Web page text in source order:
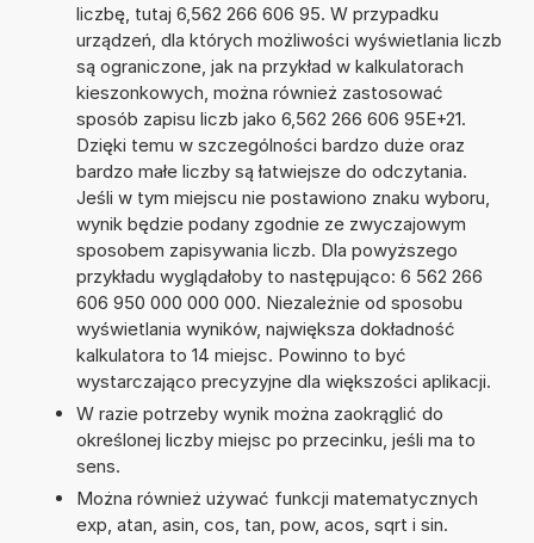
liczbę, tutaj 6,562 266 606 95. W przypadku
urządzeń, dla których możliwości wyświetlania liczb
są ograniczone, jak na przykład w kalkulatorach
kieszonkowych, można również zastosować
sposób zapisu liczb jako 6,562 266 606 95E+21.
Dzięki temu w szczególności bardzo duże oraz
bardzo małe liczby są łatwiejsze do odczytania.
Jeśli w tym miejscu nie postawiono znaku wyboru,
wynik będzie podany zgodnie ze zwyczajowym
sposobem zapisywania liczb. Dla powyższego
przykładu wyglądałoby to następująco: 6 562 266
606 950 000 000 000. Niezależnie od sposobu
wyświetlania wyników, największa dokładność
kalkulatora to 14 miejsc. Powinno to być
wystarczająco precyzyjne dla większości aplikacji.
W razie potrzeby wynik można zaokrąglić do
określonej liczby miejsc po przecinku, jeśli ma to
sens.
Można również używać funkcji matematycznych
exp, atan, asin, cos, tan, pow, acos, sqrt i sin.